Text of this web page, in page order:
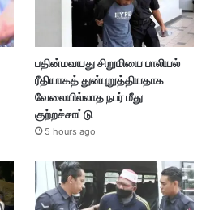
பதின்மவயது சிறுமியை பாலியல்
ரீதியாகத் துன்புறுத்தியதாக
வேலையில்லாத நபர் மீது
குற்றச்சாட்டு
5 hours ago